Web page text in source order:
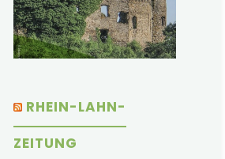
RHEIN-LAHN-
ZEITUNG